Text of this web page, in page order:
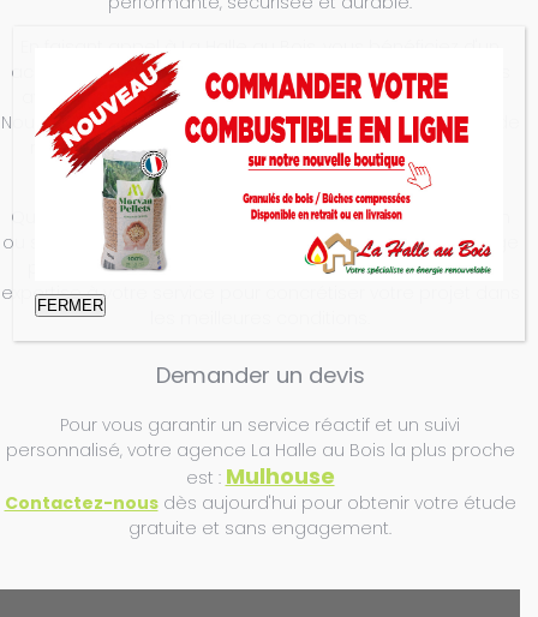
En faisant appel à La Halle au Bois, vous bénéficiez d'un
accompagnement personnalisé, de conseils techniques
avisés ainsi que d'un service après-vente de proximité.
Nous proposons également des solutions d'entretien et de
maintenance afin d'optimiser les performances et la
longévité de votre appareil de chauffage.
Que vous soyez en phase de construction, de rénovation
ou simplement à la recherche d'une solution de chauffage
plus économique et écologique, nous mettons notre
expertise à votre service pour concrétiser votre projet dans
Demander un devis
Pour vous garantir un service réactif et un suivi
personnalisé, votre agence La Halle au Bois la plus proche
est : Mulhouse
Contactez-nousdès aujourd'hui pour obtenir votre étude
gratuite et sans engagement.
FERMER